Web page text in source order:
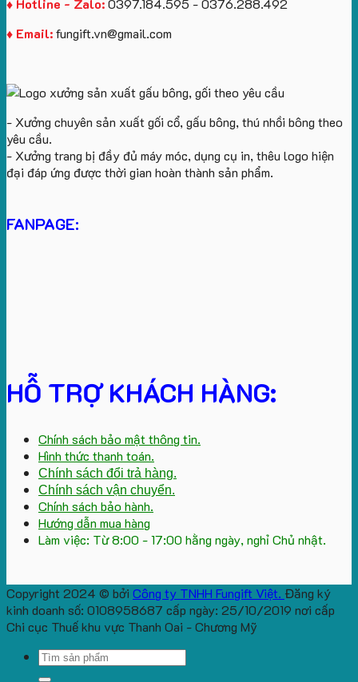
♦ Hotline - Zalo:0397.184.595 - 0376.288.492
♦ Email:fungift.vn@gmail.com
- Xưởng chuyên sản xuất gối cổ, gấu bông, thú nhồi bông theo
yêu cầu.
- Xưởng trang bị đầy đủ máy móc, dụng cụ in, thêu logo hiện
đại đáp ứng được thời gian hoàn thành sản phẩm.
FANPAGE:
HỖ TRỢ KHÁCH HÀNG:
Chính sách bảo mật thông tin.
Hình thức thanh toán.
Chính sách đổi trả hàng.
Chính sách vận chuyển.
Chính sách bảo hành.
Hướng dẫn mua hàng
Làm việc: Từ 8:00 - 17:00 hằng ngày, nghỉ Chủ nhật.
Copyright 2024 © bởi Công ty TNHH Fungift Việt. Đăng ký
kinh doanh số: 0108958687 cấp ngày: 25/10/2019 nơi cấp
Chi cục Thuế khu vực Thanh Oai - Chương Mỹ
Search